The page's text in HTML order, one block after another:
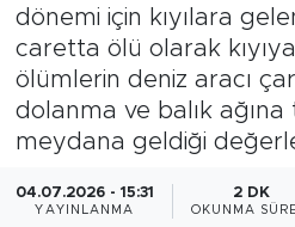
dönemi için kıyılara
caretta ölü olarak
ölümlerin deniz aracı
dolanma ve balık
meydana geldiği
04.07.2026 - 15:31
YAYINLANMA
2 DK
OKUNMA